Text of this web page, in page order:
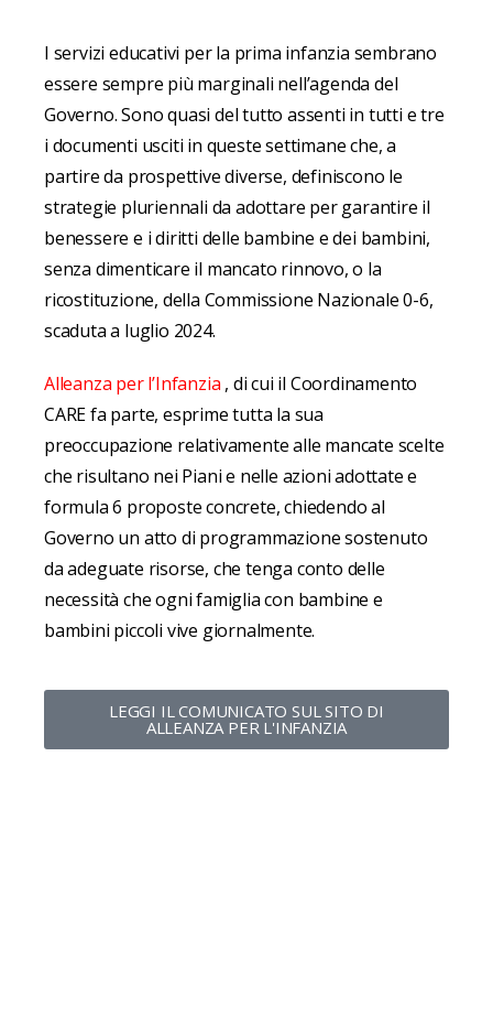
I servizi educativi per la prima infanzia sembrano
essere sempre più marginali nell’agenda del
Governo. Sono quasi del tutto assenti in tutti e tre
i documenti usciti in queste settimane che, a
partire da prospettive diverse, definiscono le
strategie pluriennali da adottare per garantire il
benessere e i diritti delle bambine e dei bambini,
senza dimenticare il mancato rinnovo, o la
ricostituzione, della Commissione Nazionale 0-6,
scaduta a luglio 2024.
Alleanza per l’Infanzia , di cui il Coordinamento
CARE fa parte,esprime tutta la sua
preoccupazione relativamente alle mancate scelte
che risultano nei Piani e nelle azioni adottate e
formula 6 proposte concrete, chiedendo al
Governo un atto di programmazione sostenuto
da adeguate risorse, che tenga conto delle
necessità che ogni famiglia con bambine e
bambini piccoli vive giornalmente.
LEGGI IL COMUNICATO SUL SITO DI
ALLEANZA PER L'INFANZIA